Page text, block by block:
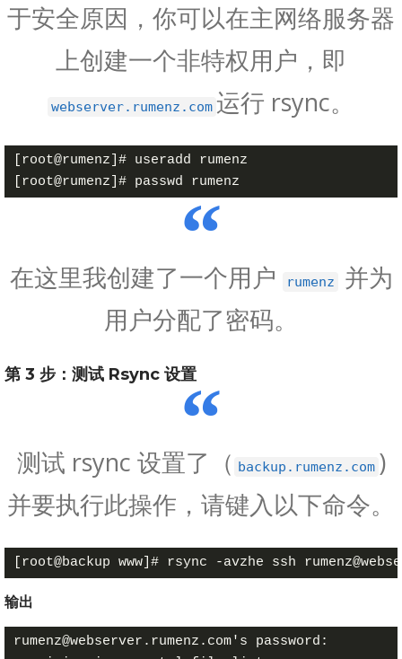
于安全原因，你可以在主网络服务器
上创建一个非特权用户，即
webserver.rumenz.com 运行 rsync。
[root@rumenz]# useradd rumenz
在这里我创建了一个用户 rumenz
并为
用户分配了密码。
第 3 步：测试 Rsync 设置
测试 rsync 设置了（ backup.rumenz.com )
并要执行此操作，请键入以下命令。
输出
rumenz@webserver.rumenz.com's password: